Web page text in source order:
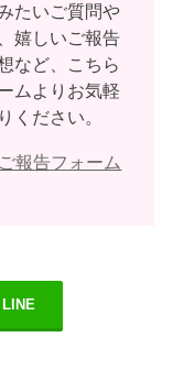
たいご質問や
嬉しいご報告
など、こちら
ムよりお気軽
ください。
報告フォーム
LINE